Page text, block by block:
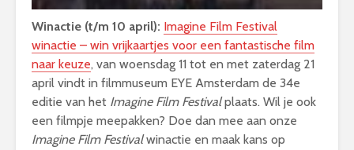
Winactie (t/m 10 april): Imagine Film Festival
winactie – win vrijkaartjes voor een fantastische film
naar keuze, van woensdag 11 tot en met zaterdag 21
april vindt in filmmuseum EYE Amsterdam de 34e
editie van het Imagine Film Festivalplaats. Wil je ook
een filmpje meepakken? Doe dan mee aan onze
Imagine Film Festivalwinactie en maak kans op